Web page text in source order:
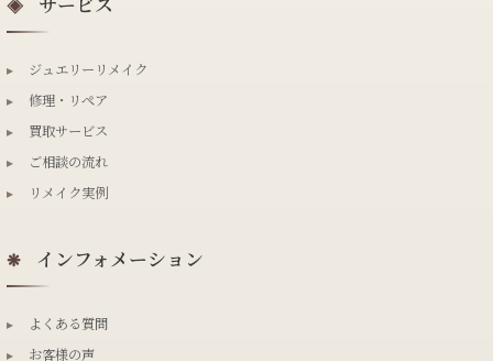
◈
▸
ジュエリーリメイク
▸
修理・リペア
▸
買取サービス
▸
ご相談の流れ
▸
リメイク実例
❋ インフォメーション
▸
よくある質問
▸
お客様の声